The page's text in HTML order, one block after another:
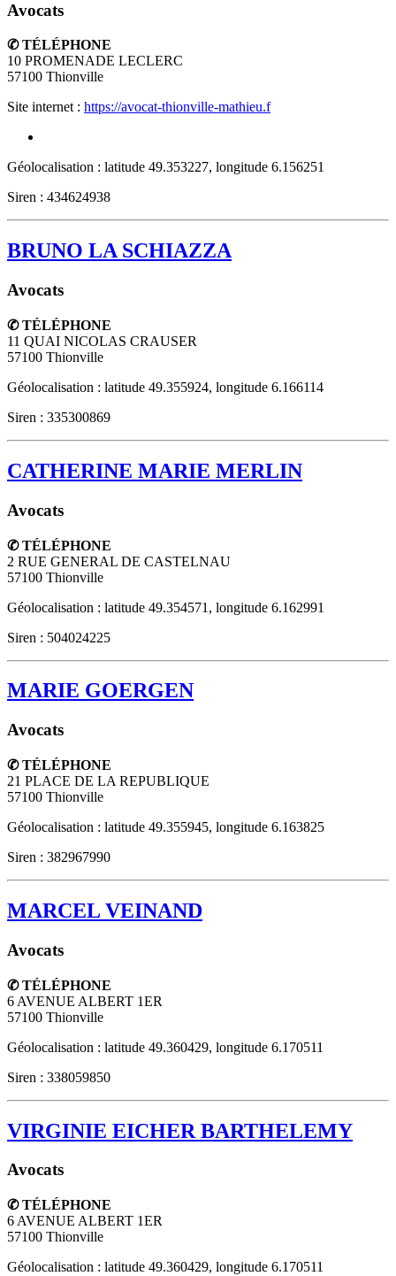
Avocats
✆ TÉLÉPHONE
10 PROMENADE LECLERC
57100 Thionville
Site internet : https://avocat-thionville-mathieu.f
Géolocalisation : latitude 49.353227, longitude 6.156251
Siren : 434624938
BRUNO LA SCHIAZZA
Avocats
✆ TÉLÉPHONE
11 QUAI NICOLAS CRAUSER
57100 Thionville
Géolocalisation : latitude 49.355924, longitude 6.166114
Siren : 335300869
CATHERINE MARIE MERLIN
Avocats
✆ TÉLÉPHONE
2 RUE GENERAL DE CASTELNAU
57100 Thionville
Géolocalisation : latitude 49.354571, longitude 6.162991
Siren : 504024225
MARIE GOERGEN
Avocats
✆ TÉLÉPHONE
21 PLACE DE LA REPUBLIQUE
57100 Thionville
Géolocalisation : latitude 49.355945, longitude 6.163825
Siren : 382967990
MARCEL VEINAND
Avocats
✆ TÉLÉPHONE
6 AVENUE ALBERT 1ER
57100 Thionville
Géolocalisation : latitude 49.360429, longitude 6.170511
Siren : 338059850
VIRGINIE EICHER BARTHELEMY
Avocats
✆ TÉLÉPHONE
6 AVENUE ALBERT 1ER
57100 Thionville
Géolocalisation : latitude 49.360429, longitude 6.170511